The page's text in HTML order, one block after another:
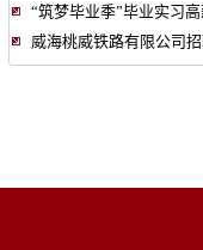
“筑梦毕业季”毕业实习
威海桃威铁路有限公司